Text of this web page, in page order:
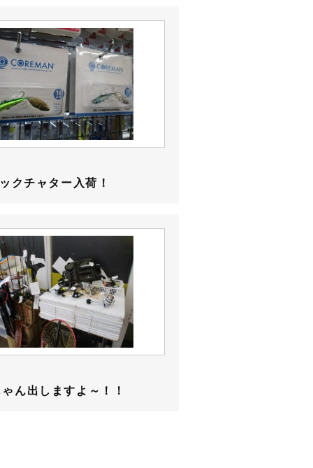
クチャター入荷！
ん出しますよ～！！